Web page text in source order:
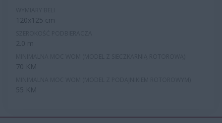
120x125 cm
2.0 m
70 KM
55 KM